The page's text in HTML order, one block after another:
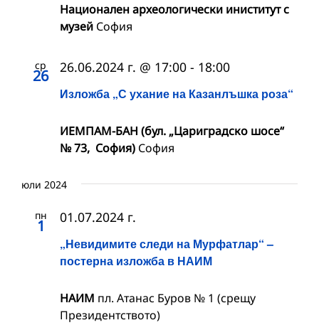
Национален археологически иниститут с
музей София
ср
26
Изложба „С ухание на Казанлъшка роза“
26.06.2024 г. @ 17:00 - 18:00
ИЕМПАМ-БАН (бул. „Цариградско шосе“
№ 73, София) София
юли 2024
пн
1
„Невидимите следи на Мурфатлар“ –
постерна изложба в НАИМ
01.07.2024 г.
НАИМ пл. Атанас Буров № 1 (срещу
Президентството)